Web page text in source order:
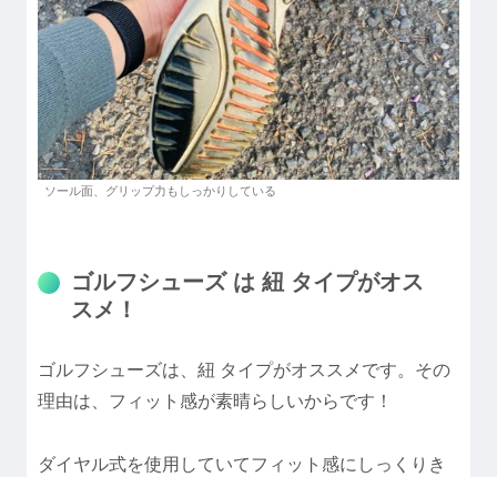
ソール面、グリップ力もしっかりしている
ゴルフシューズ は 紐 タイプがオス
スメ！
ゴルフシューズは、紐 タイプがオススメです。その
理由は、フィット感が素晴らしいからです！
ダイヤル式を使用していてフィット感にしっくりき